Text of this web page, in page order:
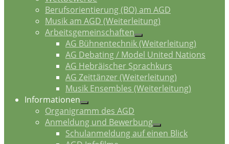
Berufsorientierung (BO) am AGD
Musik am AGD (Weiterleitung)
Arbeitsgemeinschaften
AG Bühnentechnik (Weiterleitung)
AG Debating / Model United Nations
AG Hebräischer Sprachkurs
AG Zeittänzer (Weiterleitung)
Musik Ensembles (Weiterleitung)
Informationen
Organigramm des AGD
Anmeldung und Bewerbung
Schulanmeldung auf einen Blick